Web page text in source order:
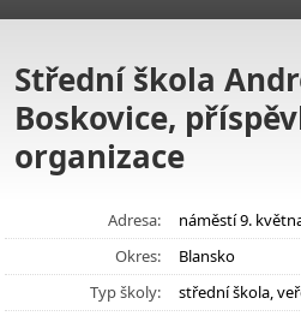
Střední škola
Boskovice,
organizace
Adresa:
náměstí 9.
Okres:
Blansko
Typ školy:
střední škola,